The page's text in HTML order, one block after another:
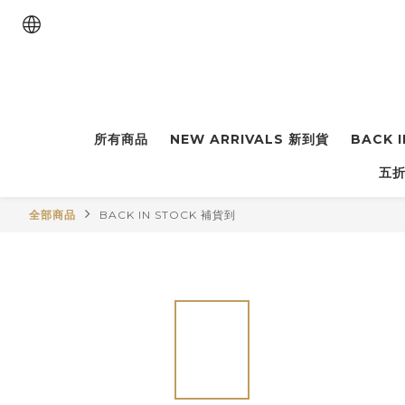
所有商品 NEW ARRIVALS 新到貨 BACK
五
全部商品 BACK IN STOCK 補貨到